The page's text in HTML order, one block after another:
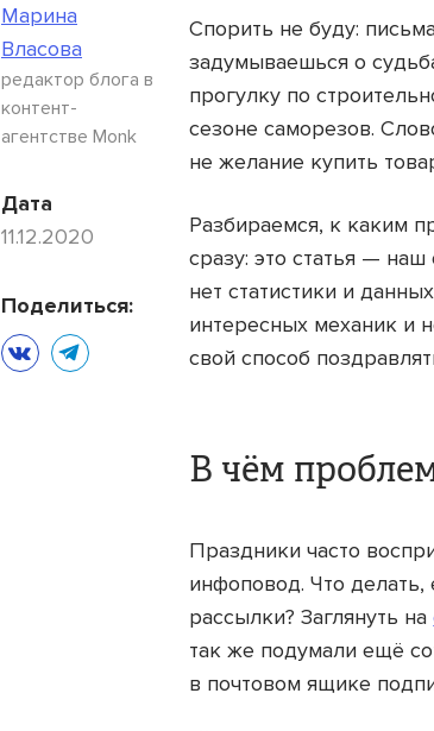
Марина
Власова
редактор блога в
контент-
агентстве Monk
Дата
11.12.2020
Поделиться:
Спорить не буду:
задумываешься о
прогулку по
сезоне саморезов.
не желание купить
Разбираемся, к каким
сразу: это статья —
нет статистики и
интересных механик и
свой способ
В чём
Праздники часто
инфоповод. Что делать,
рассылки? Заглянуть на
так же подумали ещё
в почтовом ящике